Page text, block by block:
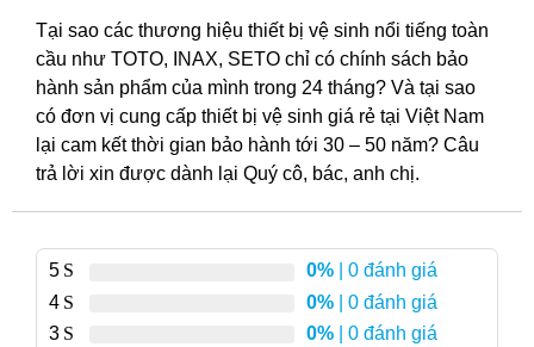
Tại sao các thương hiệu thiết bị vệ sinh nổi tiếng toàn
cầu như TOTO, INAX, SETO chỉ có chính sách bảo
hành sản phẩm của mình trong 24 tháng? Và tại sao
có đơn vị cung cấp thiết bị vệ sinh giá rẻ tại Việt Nam
lại cam kết thời gian bảo hành tới 30 – 50 năm? Câu
trả lời xin được dành lại Quý cô, bác, anh chị.
5 0% | 0 đánh giá
4
0% | 0 đánh giá
3
0% | 0 đánh giá